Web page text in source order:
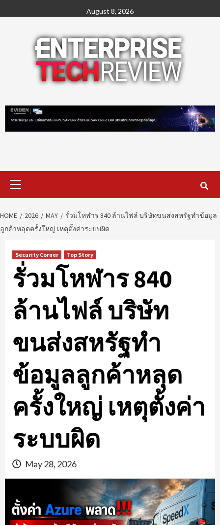
to
August 8, 2026
Primary
Menu
HOME 2026 MAY
รั่วมโหฬาร 840 ล้านไฟล์ บริษัทขนส่งสหรัฐทำข้อมูล
ลูกค้าหลุดครั้งใหญ่ เหตุตั้งค่าระบบผิด
Security Corner Top Story
รั่วมโหฬาร 840
ล้านไฟล์ บริษัท
ขนส่งสหรัฐทำ
ข้อมูลลูกค้าหลุด
ครั้งใหญ่ เหตุตั้งค่า
ระบบผิด
May 28, 2026